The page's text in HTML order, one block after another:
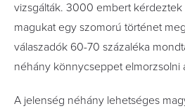
vizsgálták. 3000 embert
magukat egy szomorú történet
válaszadók 60-70 százaléka
néhány könnycseppet elmorzsolni
A jelenség néhány lehetséges